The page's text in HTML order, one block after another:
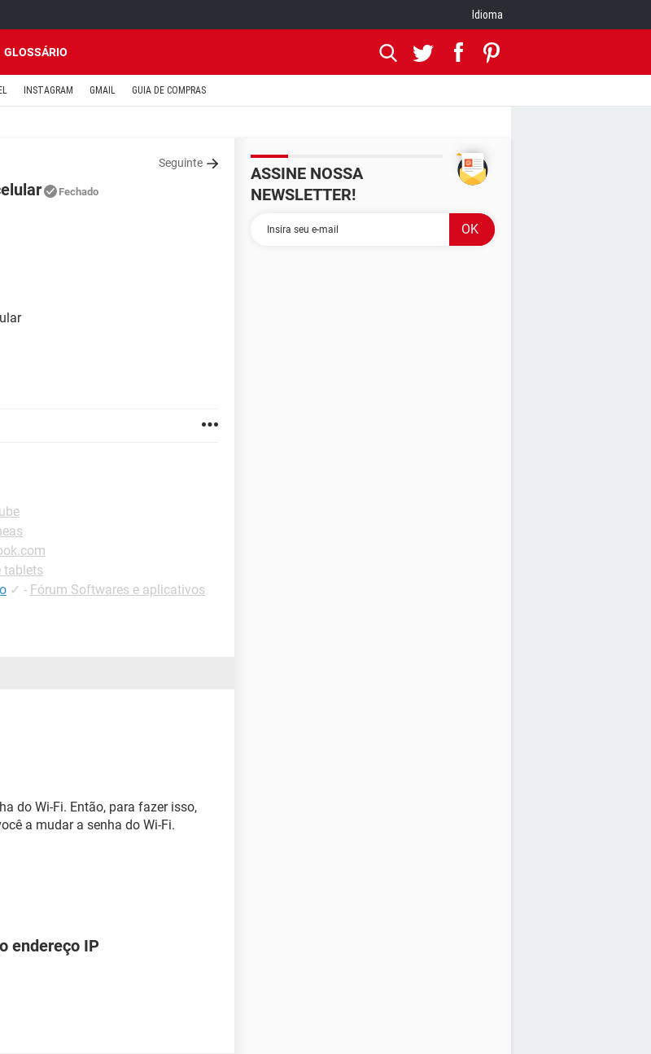
Idioma
GLOSSÁRIO
INSTAGRAM GMAIL GUIA DE COMPRAS
Seguinte
Fechado
tablets
✓ - Fórum Softwares e aplicativos
do Wi-Fi. Então, para fazer isso,
a mudar a senha do Wi-Fi.
endereço IP
ASSINE NOSSA
NEWSLETTER!